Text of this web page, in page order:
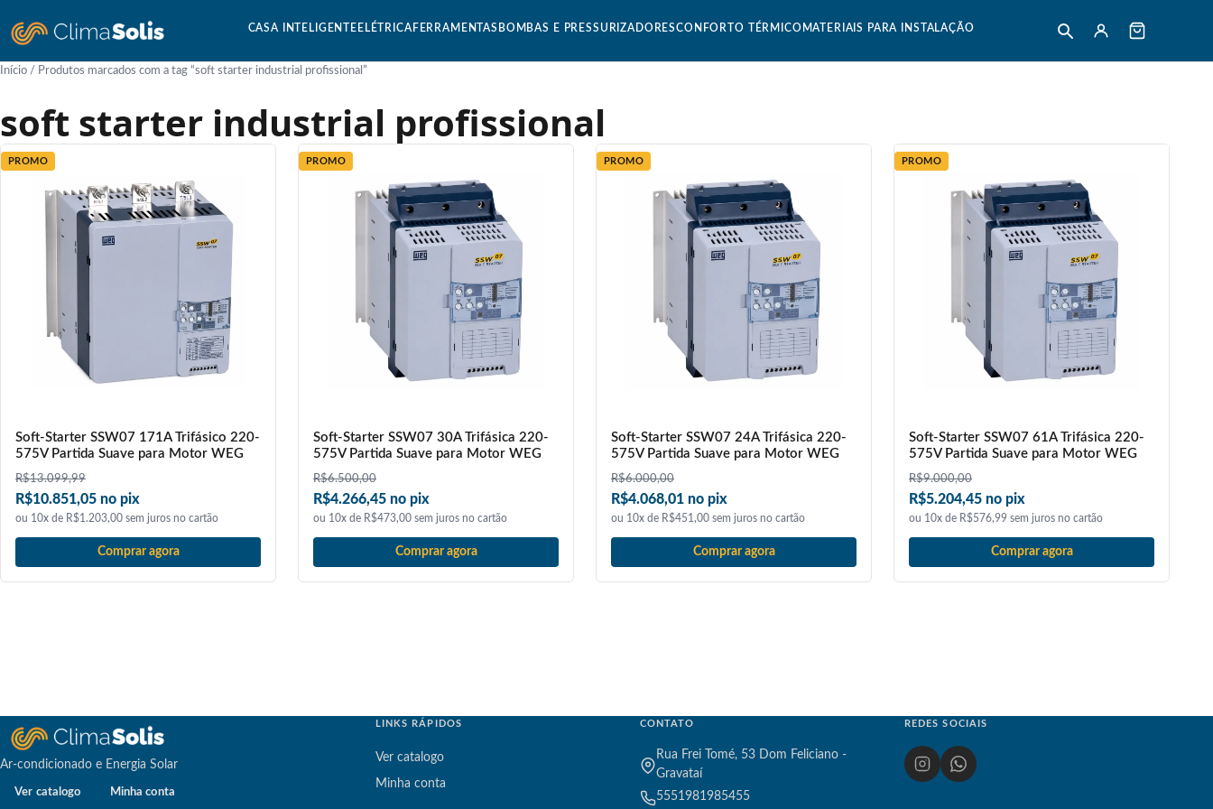
CASA INTELIGENTE ELÉTRICA FERRAMENTAS BOMBAS E PRESSURIZADORESCONFORTO TÉRMICO MATERIAIS PARA INSTALAÇÃO
Início / Produtos marcados com a tag “soft starter industrial profissional”
soft starter industrial profissional
PROMO
Soft-Starter SSW07 171A Trifásico 220-
575V Partida Suave para Motor WEG
R$13.099,99
R$10.851,05 no pix
ou 10x de R$1.203,00 sem juros no cartão
Comprar agora
PROMO
Soft-Starter SSW07 30A Trifásica 220-
575V Partida Suave para Motor WEG
R$6.500,00
R$4.266,45 no pix
ou 10x de R$473,00 sem juros no cartão
Comprar agora
PROMO
Soft-Starter SSW07 24A Trifásica 220-
575V Partida Suave para Motor WEG
R$6.000,00
R$4.068,01 no pix
ou 10x de R$451,00 sem juros no cartão
Comprar agora
PROMO
Soft-Starter SSW07 61A Trifásica 220-
575V Partida Suave para Motor WEG
R$9.000,00
R$5.204,45 no pix
ou 10x de R$576,99 sem juros no cartão
Comprar agora
Ar-condicionado e Energia Solar
Ver catalogo Minha conta
LINKS RÁPIDOS
Ver catalogo
Minha conta
CONTATO
Rua Frei Tomé, 53 Dom Feliciano -
Gravataí
5551981985455
REDES SOCIAIS